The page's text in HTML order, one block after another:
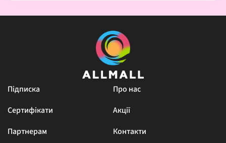
Підписка
Про нас
Сертифікати
Акції
Партнерам
Контакти